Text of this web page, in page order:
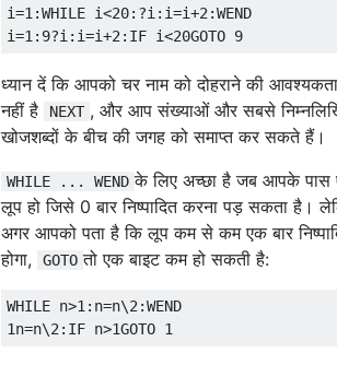
i=1:WHILE i<20:?i:i=i+2:WEND
ध्यान दें कि आपको चर नाम को दोहराने की आवश्यकता
नहीं है
NEXT , और आप संख्याओं और सबसे
खोजशब्दों के बीच की जगह को समाप्त कर सकते हैं।
WHILE ... WEND के लिए अच्छा है जब आपके पास
लूप हो जिसे 0 बार निष्पादित करना पड़ सकता है।
अगर आपको पता है कि लूप कम से कम एक बार
होगा,
GOTO तो एक बाइट कम हो सकती है:
WHILE n>1:n=n\2:WEND